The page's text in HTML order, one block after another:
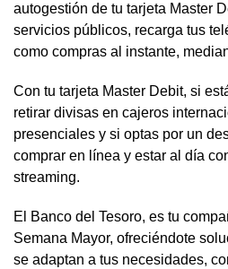
autogestión de tu tarjeta Master
servicios públicos, recarga tus
como compras al instante,
Con tu tarjeta Master Debit, si
retirar divisas en cajeros
presenciales y si optas por un
comprar en línea y estar al día
streaming.
El Banco del Tesoro, es tu
Semana Mayor, ofreciéndote
se adaptan a tus necesidades,